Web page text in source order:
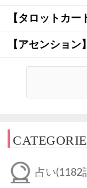
【タロットカー
【アセンション
占い(1182